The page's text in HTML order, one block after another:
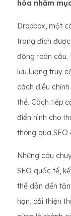
hóa nhắm
Dropbox, một
trang đích
động toàn cầu.
lưu lượng truy
cách điều
thể. Cách tiếp
điển hình cho
thông qua SEO
Những câu
SEO quốc tế,
thể dẫn đến
hạn, cải thiện